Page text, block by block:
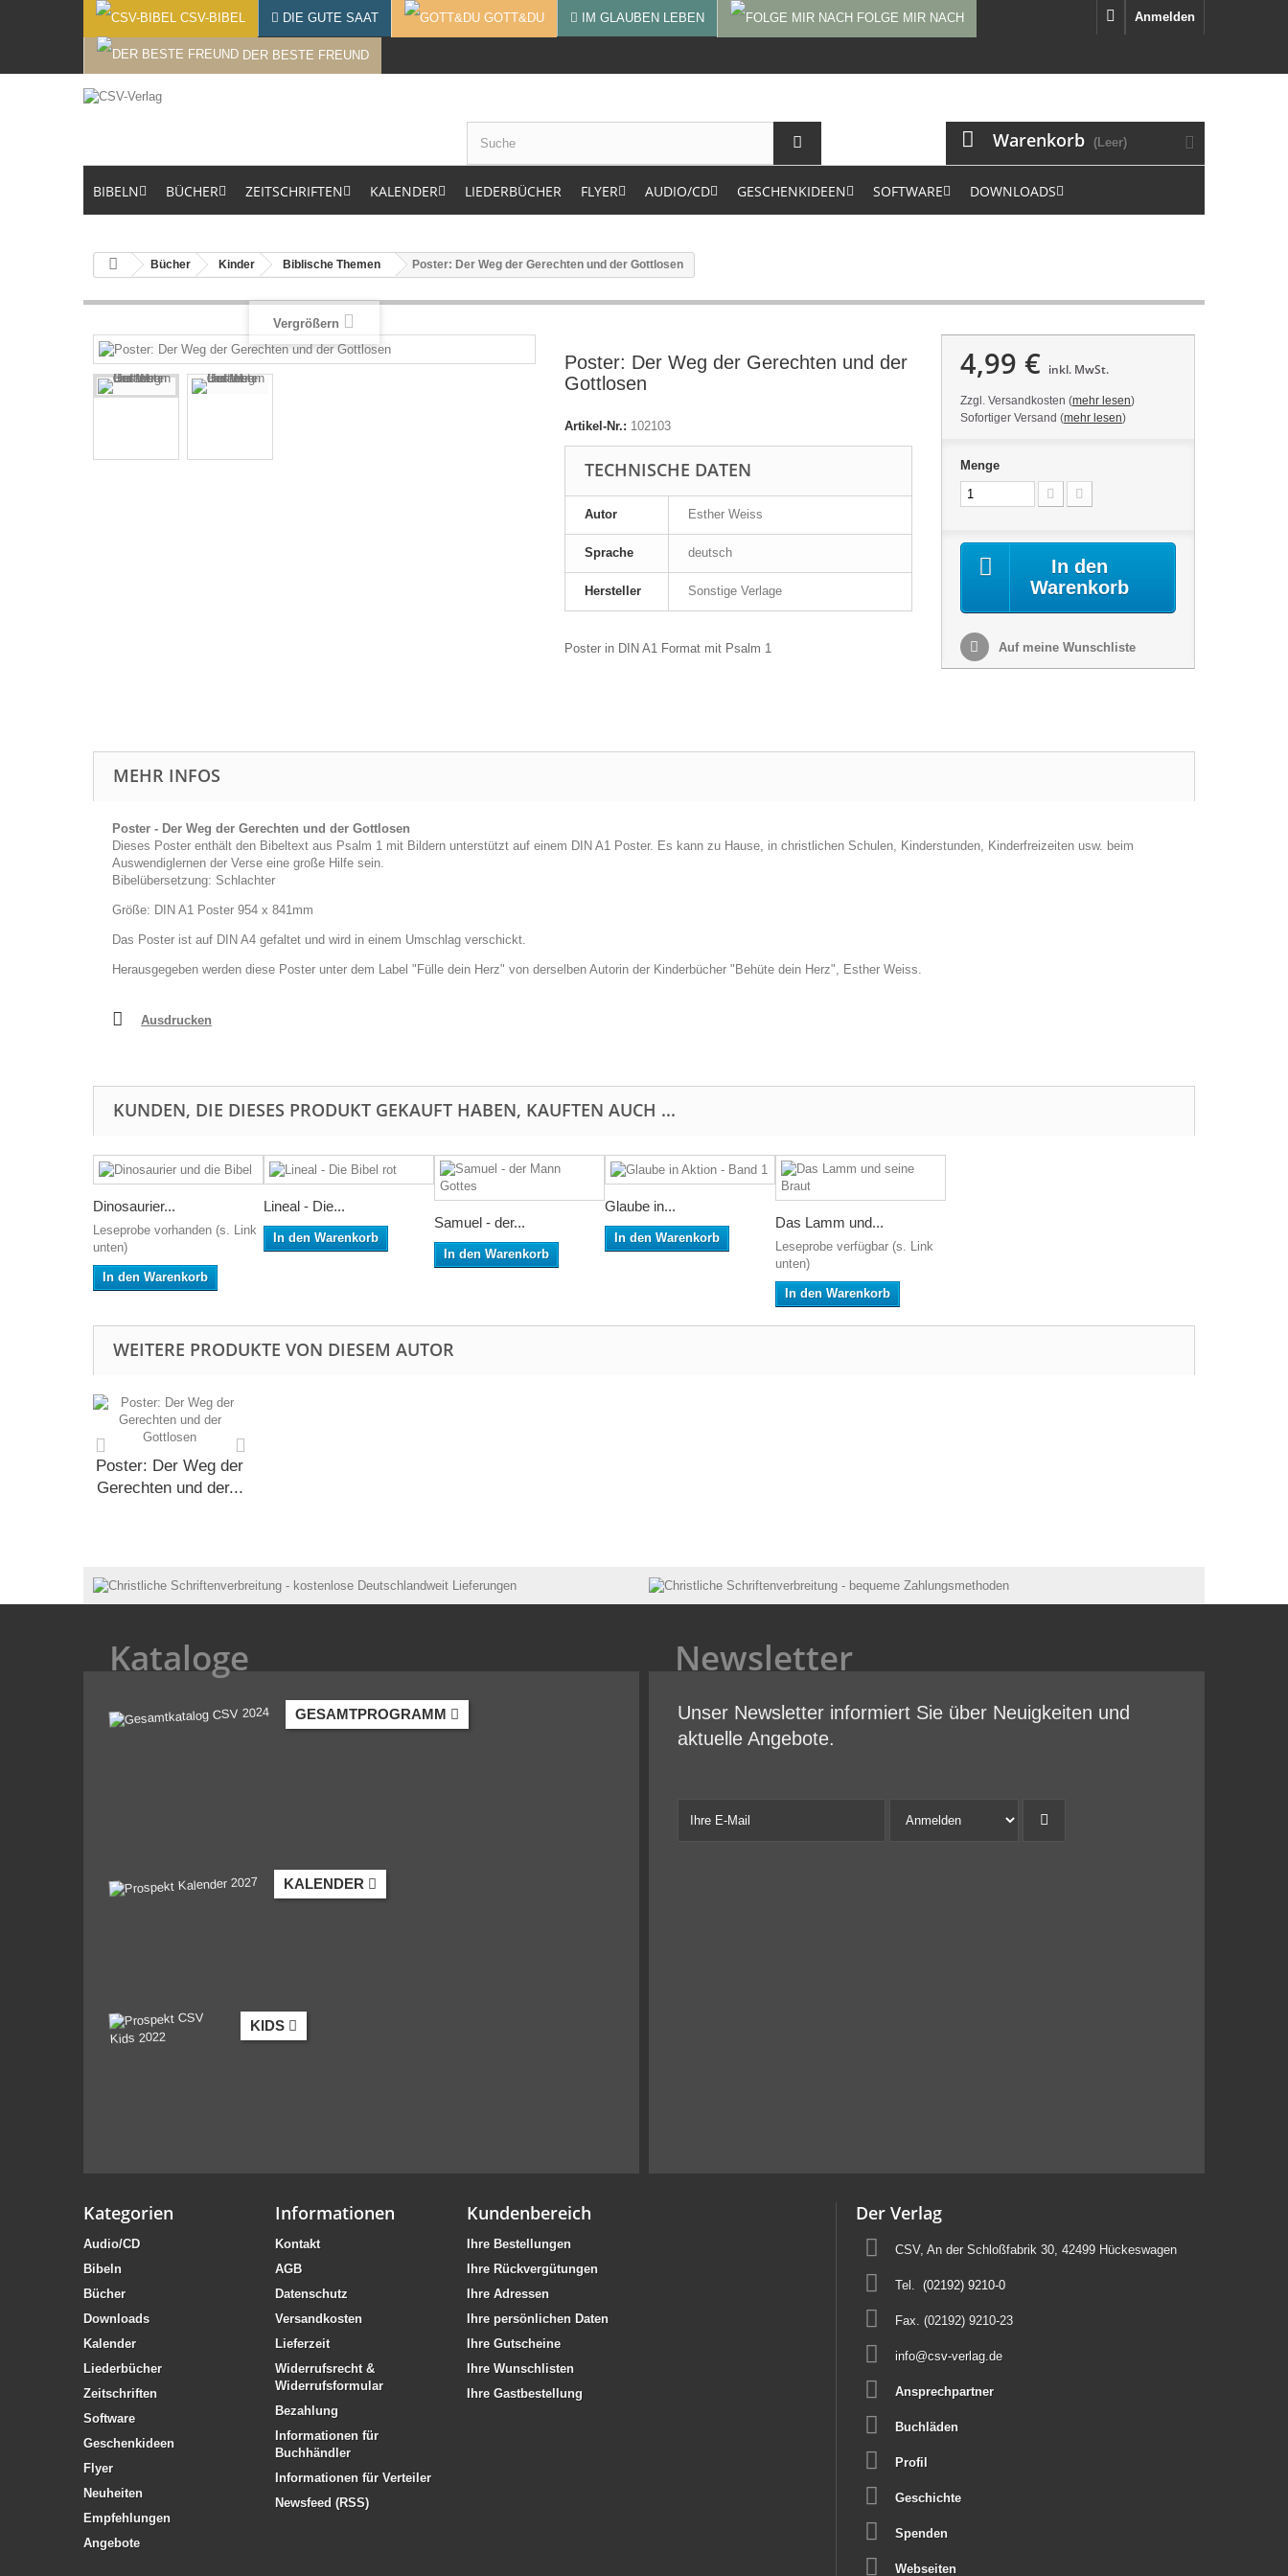
Anmelden
CSV-BIBEL DIE GUTE SAAT GOTT&DU IM GLAUBEN LEBEN FOLGE MIR NACH
DER BESTE FREUND
Warenkorb (Leer)
BIBELN BÜCHER ZEITSCHRIFTEN KALENDER LIEDERBÜCHER FLYER AUDIO/CD GESCHENKIDEEN SOFTWARE DOWNLOADS
Bücher Kinder Biblische Themen Poster: Der Weg der Gerechten und der Gottlosen
Vergrößern
Poster: Der Weg der Gerechten und der
Gottlosen
Artikel-Nr.: 102103
TECHNISCHE DATEN
Autor Esther Weiss
Sprache deutsch
Hersteller Sonstige Verlage
Poster in DIN A1 Format mit Psalm 1
4,99 € inkl. MwSt.
Zzgl. Versandkosten (mehr lesen)
Sofortiger Versand (mehr lesen)
Menge
In den
Warenkorb
Auf meine Wunschliste
MEHR INFOS
Poster - Der Weg der Gerechten und der Gottlosen
Dieses Poster enthält den Bibeltext aus Psalm 1 mit Bildern unterstützt auf einem DIN A1 Poster. Es kann zu Hause, in christlichen Schulen, Kinderstunden, Kinderfreizeiten usw. beim
Auswendiglernen der Verse eine große Hilfe sein.
Bibelübersetzung: Schlachter
Größe: DIN A1 Poster 954 x 841mm
Das Poster ist auf DIN A4 gefaltet und wird in einem Umschlag verschickt.
Herausgegeben werden diese Poster unter dem Label "Fülle dein Herz" von derselben Autorin der Kinderbücher "Behüte dein Herz", Esther Weiss.
Ausdrucken
KUNDEN, DIE DIESES PRODUKT GEKAUFT HABEN, KAUFTEN AUCH ...
Dinosaurier...
Leseprobe vorhanden (s. Link
unten)
In den Warenkorb
Lineal - Die...
In den Warenkorb
Samuel - der...
In den Warenkorb
Glaube in...
In den Warenkorb
Das Lamm und...
Leseprobe verfügbar (s. Link
unten)
In den Warenkorb
WEITERE PRODUKTE VON DIESEM AUTOR
Poster: Der Weg der
Gerechten und der...
Kataloge
GESAMTPROGRAMM
KALENDER
KIDS
Newsletter
Unser Newsletter informiert Sie über Neuigkeiten und
aktuelle Angebote.
Kategorien
Audio/CD
Bibeln
Bücher
Downloads
Kalender
Liederbücher
Zeitschriften
Software
Geschenkideen
Flyer
Neuheiten
Empfehlungen
Angebote
Informationen
Kontakt
AGB
Datenschutz
Versandkosten
Lieferzeit
Widerrufsrecht &
Widerrufsformular
Bezahlung
Informationen für
Buchhändler
Informationen für Verteiler
Newsfeed (RSS)
Kundenbereich
Ihre Bestellungen
Ihre Rückvergütungen
Ihre Adressen
Ihre persönlichen Daten
Ihre Gutscheine
Ihre Wunschlisten
Ihre Gastbestellung
Der Verlag
CSV, An der Schloßfabrik 30, 42499 Hückeswagen
Tel. (02192) 9210-0
Fax. (02192) 9210-23
info@csv-verlag.de
Ansprechpartner
Buchläden
Profil
Geschichte
Spenden
Webseiten